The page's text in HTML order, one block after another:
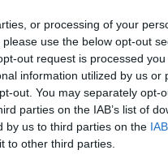
or processing of your
use the below opt-out
out request is processed you
information utilized by us or
out. You may separately opt-
parties on the IAB’s list of
by us to third parties on the
to other third parties.